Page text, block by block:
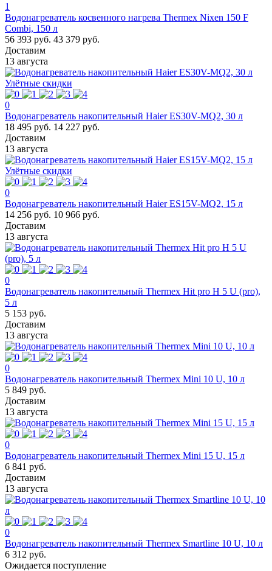
1
Водонагреватель косвенного нагрева Thermex Nixen 150 F
Combi, 150 л
56 393 руб. 43 379 руб.
Доставим
13 августа
Улётные скидки
0
Водонагреватель накопительный Haier ES30V-MQ2, 30 л
18 495 руб. 14 227 руб.
Доставим
13 августа
Улётные скидки
0
Водонагреватель накопительный Haier ES15V-MQ2, 15 л
14 256 руб. 10 966 руб.
Доставим
13 августа
0
Водонагреватель накопительный Thermex Hit pro H 5 U (pro),
5 л
5 153 руб.
Доставим
13 августа
0
Водонагреватель накопительный Thermex Mini 10 U, 10 л
5 849 руб.
Доставим
13 августа
0
Водонагреватель накопительный Thermex Mini 15 U, 15 л
6 841 руб.
Доставим
13 августа
0
Водонагреватель накопительный Thermex Smartline 10 U, 10 л
6 312 руб.
Ожидается поступление